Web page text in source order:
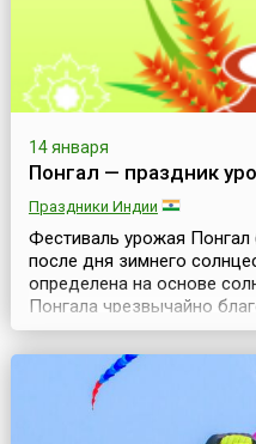
14 января
Понгал — праздник
Праздники Индии
Фестиваль урожая Понгал
после дня зимнего
определена на основе
Понгала чрезвычайно
астрономически важны —
января солнце начинает
путешествие на север
Козерога.Это небесное